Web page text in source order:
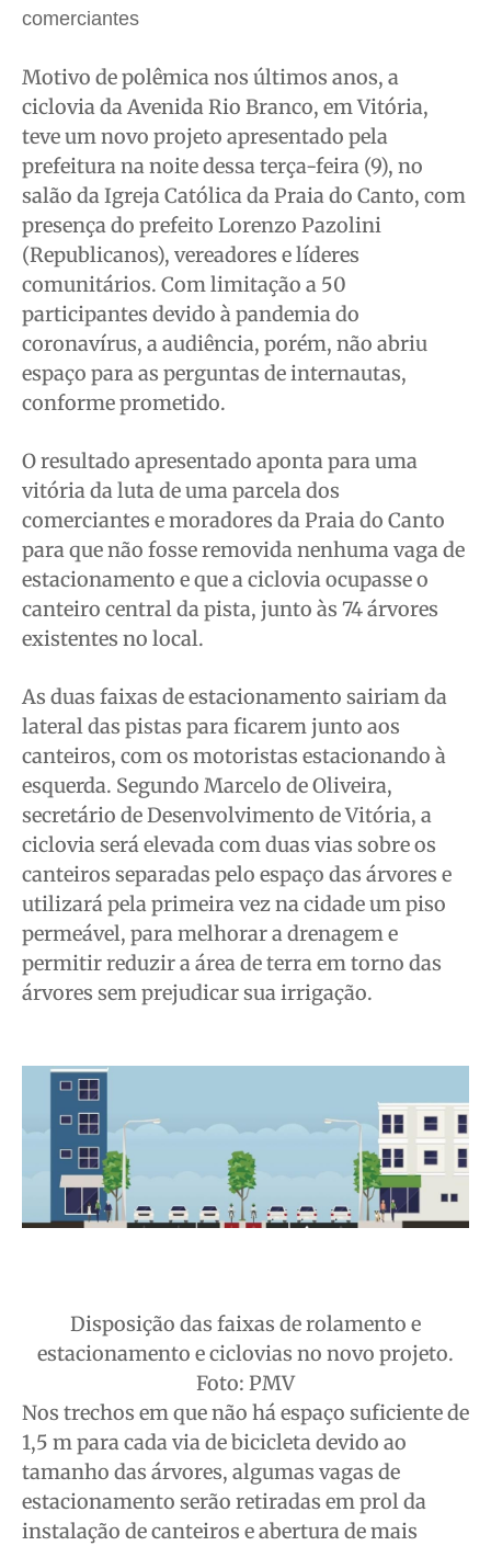
Meio Ambiente
Saúde
Cidades
Direitos
Economia
Cultura
Colunas
Caetano Roque
Gustavo Bastos
Jr Mignone (in memorian)
Wanda Sily
Publicidade Legal
Quem Somos
Expediente
Contato
Termos de Uso
Privacidade
Meio Ambiente
Saúde
Cidades
Direitos
Economia
Cultura
Colunas
Caetano Roque
Gustavo Bastos
Jr Mignone (in memorian)
Wanda Sily
Publicidade Legal
Quem Somos
Expediente
Contato
Termos de Uso
Privacidade
Meio Ambiente
Saúde
Cidades
Direitos
Economia
Cultura
Colunas
Caetano Roque
Gustavo Bastos
Jr Mignone (in memorian)
Wanda Sily
Publicidade Legal
Quem Somos
Expediente
Contato
Termos de Uso
Privacidade
Meio Ambiente
Saúde
Cidades
Direitos
Economia
Cultura
Colunas
Caetano Roque
Gustavo Bastos
Jr Mignone (in memorian)
Wanda Sily
Publicidade Legal
Quem Somos
Expediente
Contato
Termos de Uso
Privacidade
comerciantes
Motivo de polêmica nos últimos anos, a
ciclovia da Avenida Rio Branco, em Vitória,
teve um novo projeto apresentado pela
prefeitura na noite dessa terça-feira (9), no
salão da Igreja Católica da Praia do Canto, com
presença do prefeito Lorenzo Pazolini
(Republicanos), vereadores e líderes
comunitários. Com limitação a 50
participantes devido à pandemia do
coronavírus, a audiência, porém, não abriu
espaço para as perguntas de internautas,
conforme prometido.
O resultado apresentado aponta para uma
vitória da luta de uma parcela dos
comerciantes e moradores da Praia do Canto
para que não fosse removida nenhuma vaga de
estacionamento e que a ciclovia ocupasse o
canteiro central da pista, junto às 74 árvores
existentes no local.
As duas faixas de estacionamento sairiam da
lateral das pistas para ficarem junto aos
canteiros, com os motoristas estacionando à
esquerda. Segundo Marcelo de Oliveira,
secretário de Desenvolvimento de Vitória, a
ciclovia será elevada com duas vias sobre os
canteiros separadas pelo espaço das árvores e
utilizará pela primeira vez na cidade um piso
permeável, para melhorar a drenagem e
permitir reduzir a área de terra em torno das
árvores sem prejudicar sua irrigação.
Disposição das faixas de rolamento e
estacionamento e ciclovias no novo projeto.
Foto: PMV
Nos trechos em que não há espaço suficiente de
1,5 m para cada via de bicicleta devido ao
tamanho das árvores, algumas vagas de
estacionamento serão retiradas em prol da
instalação de canteiros e abertura de mais